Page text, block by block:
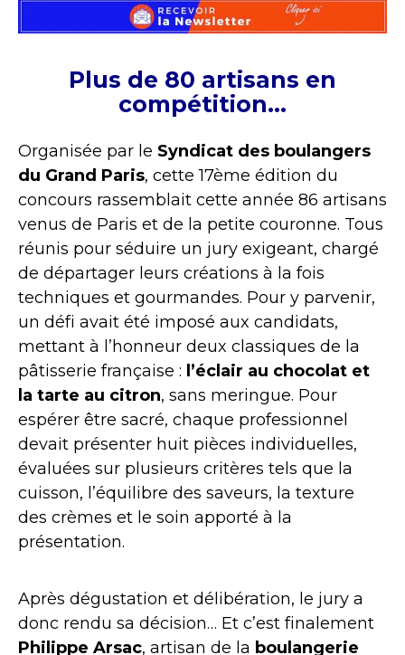
Plus de 80 artisans en
compétition…
Organisée par le Syndicat des boulangers
du Grand Paris, cette 17ème édition du
concours rassemblait cette année 86 artisans
venus de Paris et de la petite couronne. Tous
réunis pour séduire un jury exigeant, chargé
de départager leurs créations à la fois
techniques et gourmandes. Pour y parvenir,
un défi avait été imposé aux candidats,
mettant à l’honneur deux classiques de la
pâtisserie française : l’éclair au chocolat et
la tarte au citron, sans meringue. Pour
espérer être sacré, chaque professionnel
devait présenter huit pièces individuelles,
évaluées sur plusieurs critères tels que la
cuisson, l’équilibre des saveurs, la texture
des crèmes et le soin apporté à la
présentation.
Après dégustation et délibération, le jury a
donc rendu sa décision… Et c’est finalement
Philippe Arsac, artisan de la boulangerie